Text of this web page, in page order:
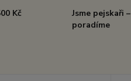
Kč
Jsme pejskaři –
poradíme